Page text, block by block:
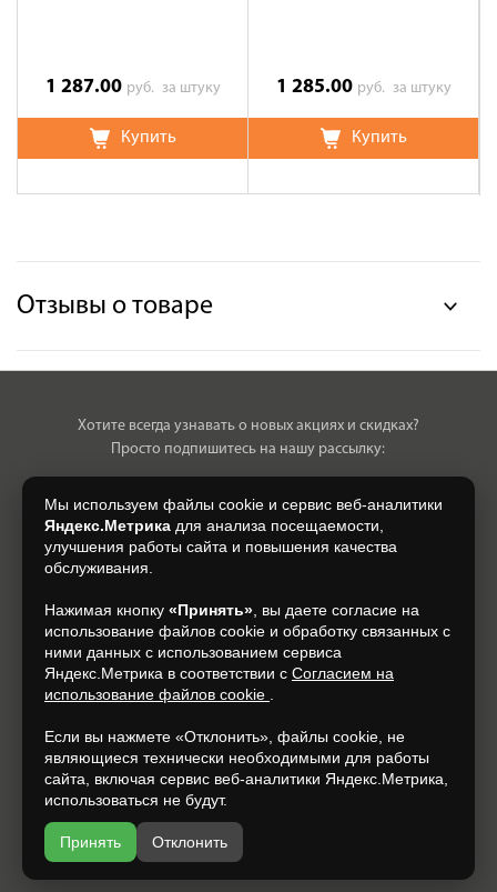
1 287.00 руб. за штуку
Купить
1 285.00 руб. за штуку
Купить
Отзывы о товаре
Хотите всегда узнавать о новых акциях и скидках?
Просто подпишитесь на нашу рассылку:
Нажимая на кнопку, я даю свое согласие на обработку моих
персональных данных, на условиях и для целей, определенных в
Подписаться
+7 (930) 305-85-90
Разработка и продвижение —
Мы используем файлы cookie и сервис веб-аналитики
Яндекс.Метрика для анализа посещаемости,
улучшения работы сайта и повышения качества
обслуживания.
Нажимая кнопку «Принять» , вы даете согласие на
использование файлов cookie и обработку связанных с
ними данных с использованием сервиса
Яндекс.Метрика в соответствии с Согласием на
использование файлов cookie
Если вы нажмете «Отклонить», файлы cookie, не
являющиеся технически необходимыми для работы
сайта, включая сервис веб-аналитики Яндекс.Метрика,
использоваться не будут.
Принять Отклонить